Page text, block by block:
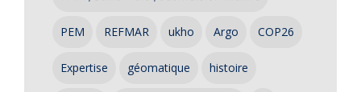
PEM REFMAR ukho Argo COP26
Expertise géomatique histoire